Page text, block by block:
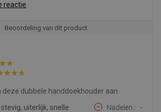
reactie
Beoordeling van dit product
deze dubbele handdoekhouder aan.
stevig, uiterlijk, snelle
Nadelen: -